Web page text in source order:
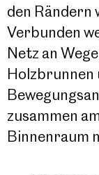
den Rändern
Verbunden
Netz an
Holzbrunnen
zusammen
Binnenraum